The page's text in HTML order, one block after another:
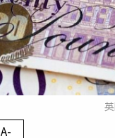
A-